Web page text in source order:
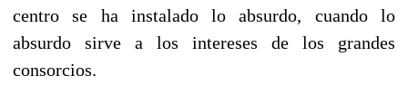
centro se ha instalado lo absurdo, cuando lo
absurdo sirve a los intereses de los grandes
consorcios.